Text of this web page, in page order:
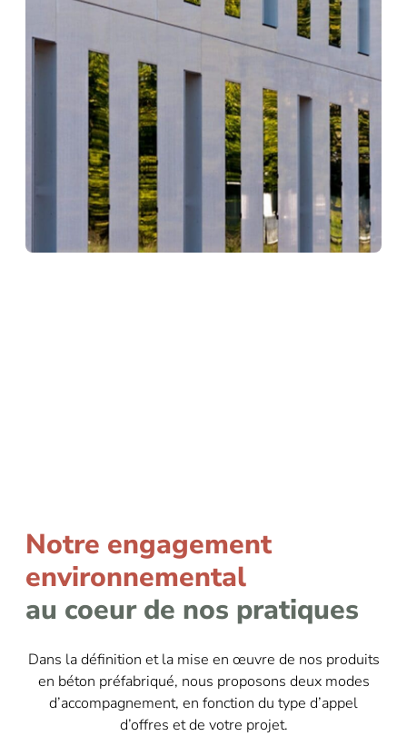
Notre engagement
environnemental
au coeur de nos pratiques
Dans la définition et la mise en œuvre de nos produits
en béton préfabriqué, nous proposons deux modes
d’accompagnement, en fonction du type d’appel
d’offres et de votre projet.